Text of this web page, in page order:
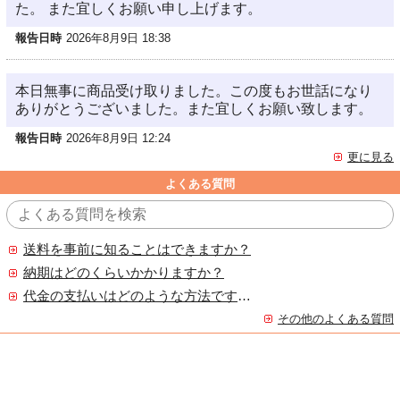
た。 また宜しくお願い申し上げます。
報告日時 2026年8月9日 18:38
本日無事に商品受け取りました。この度もお世話になり
ありがとうございました。また宜しくお願い致します。
報告日時 2026年8月9日 12:24
更に見る
よくある質問
送料を事前に知ることはできますか？
納期はどのくらいかかりますか？
代金の支払いはどのような方法ですか？
その他のよくある質問